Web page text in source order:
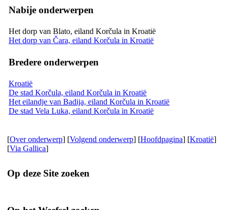
Nabije onderwerpen
Het dorp van Blato, eiland Korčula in Kroatië
Het dorp van Čara, eiland Korčula in Kroatië
Bredere onderwerpen
Kroatië
De stad Korčula, eiland Korčula in Kroatië
Het eilandje van Badija, eiland Korčula in Kroatië
De stad Vela Luka, eiland Korčula in Kroatië
[Over onderwerp] [Volgend onderwerp] [Hoofdpagina] [Kroatië]
[Via Gallica]
Op deze Site zoeken